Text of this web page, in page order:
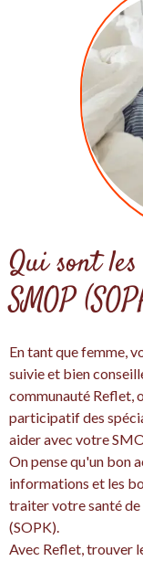
Qui sont
SMOP
En tant que femme,
suivie et bien
communauté Reflet,
participatif des
aider avec votre
On pense qu'un bon
informations et les
traiter votre santé
(SOPK).
Avec Reflet, trouver